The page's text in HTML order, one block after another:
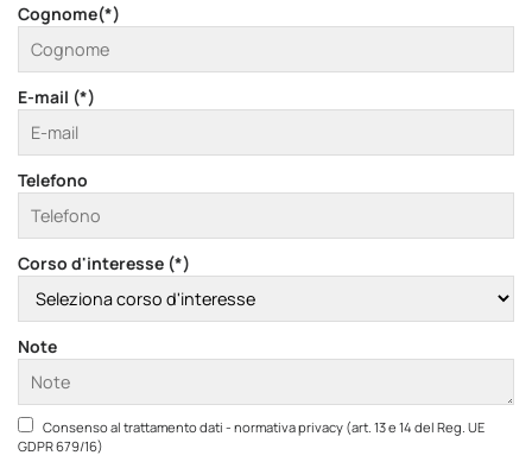
Cognome(*)
E-mail (*)
Telefono
Corso d'interesse (*)
Note
Consenso al trattamento dati - normativa privacy (art. 13 e 14 del Reg. UE
GDPR 679/16)